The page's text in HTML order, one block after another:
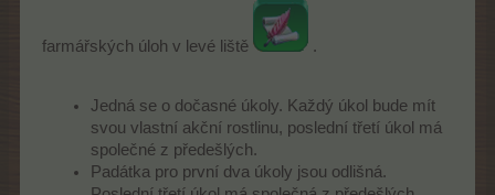
farmářských úloh v levé liště .
Jedná se o dočasné úkoly. Každý úkol bude mít
svou vlastní akční rostlinu, poslední třetí úkol má
společné z předešlých.
Padátka pro první dva úkoly jsou odlišná.